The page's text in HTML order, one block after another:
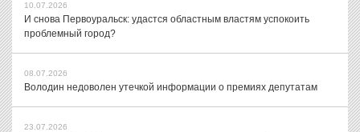
10.07.2026
И снова Первоуральск: удастся областным властям успокоить
проблемный город?
08.07.2026
Володин недоволен утечкой информации о премиях депутатам
23.07.2026